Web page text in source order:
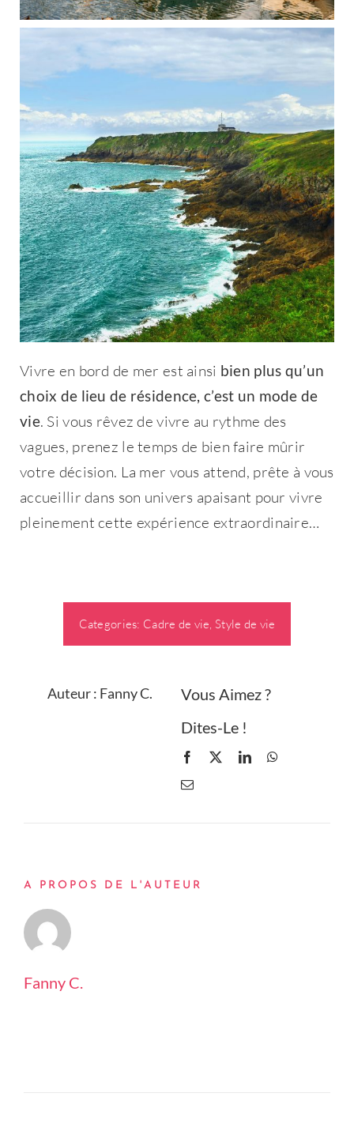
Vivre en bord de mer est ainsi bien plus qu’un
choix de lieu de résidence, c’est un mode de
vie. Si vous rêvez de vivre au rythme des
vagues, prenez le temps de bien faire mûrir
votre décision. La mer vous attend, prête à vous
accueillir dans son univers apaisant pour vivre
pleinement cette expérience extraordinaire…
Categories: Cadre de vie, Style de vie
Auteur : Fanny C.
Vous Aimez ?
Dites-Le !
A PROPOS DE L'AUTEUR
Fanny C.